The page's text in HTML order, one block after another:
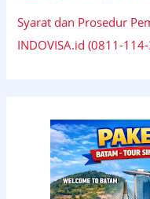
Syarat dan Prosedur
INDOVISA.id (0811-